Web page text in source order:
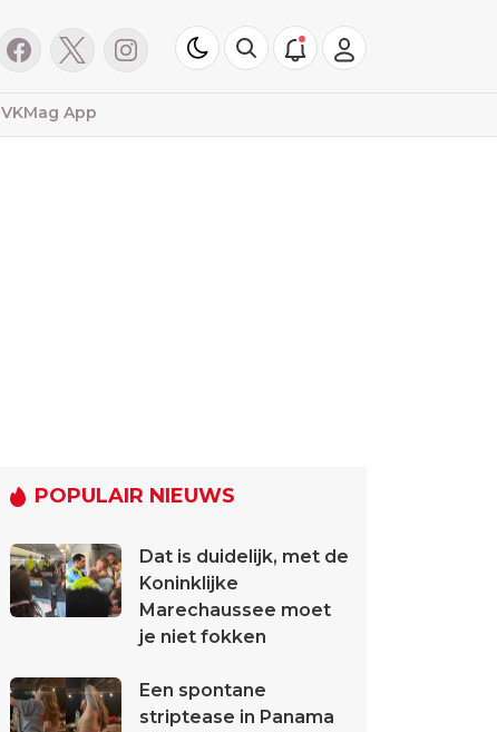
VKMag App
POPULAIR NIEUWS
Dat is duidelijk, met de
Koninklijke
Marechaussee moet
je niet fokken
Een spontane
striptease in Panama